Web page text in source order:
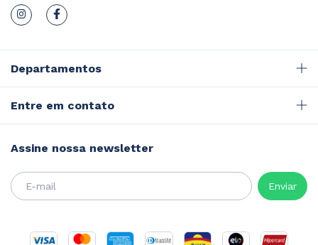
Departamentos
Entre em contato
Assine nossa newsletter